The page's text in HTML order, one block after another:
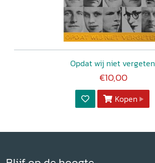
Opdat wij niet vergeten
€10,00
Kopen